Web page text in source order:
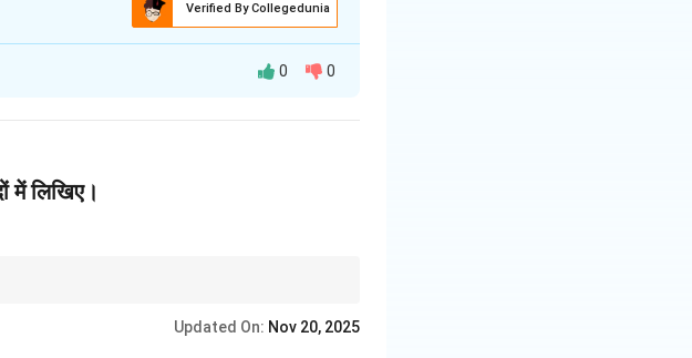
Verified By Collegedunia
0 0
में लिखिए।
Updated On: Nov 20, 2025